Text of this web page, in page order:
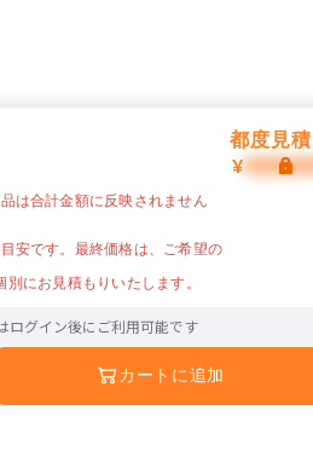
都度見
¥
は合計金額に反映されません
安です。最終価格は、ご希望の
別にお見積もりいたします。
ログイン後にご利用可能です
カートに追加